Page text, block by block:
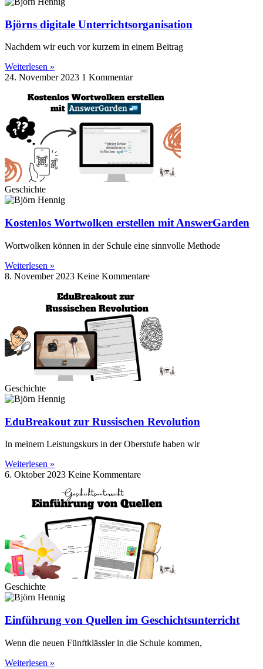
Björns digitale Unterrichtsorganisation
Nachdem wir euch vor kurzem in einem Beitrag
Weiterlesen »
24. November 2023 1 Kommentar
Geschichte
Kostenlos Wortwolken erstellen mit AnswerGarden
Wortwolken können in der Schule eine sinnvolle Methode
Weiterlesen »
8. November 2023 Keine Kommentare
Geschichte
EduBreakout zur Russischen Revolution
In meinem Leistungskurs in der Oberstufe haben wir
Weiterlesen »
6. Oktober 2023 Keine Kommentare
Geschichte
Einführung von Quellen im Geschichtsunterricht
Wenn die neuen Fünftklässler in die Schule kommen,
Weiterlesen »